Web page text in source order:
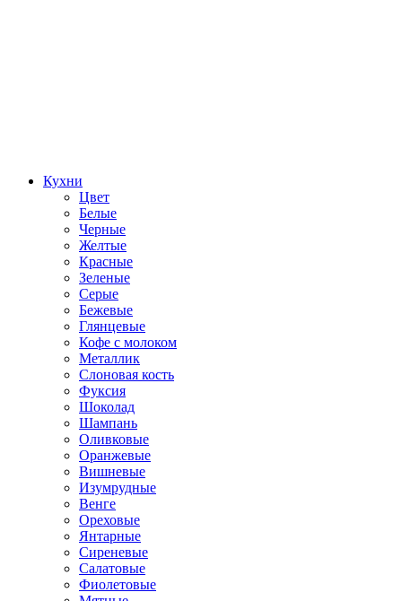
Кухни
Цвет
Белые
Черные
Желтые
Красные
Зеленые
Серые
Бежевые
Глянцевые
Кофе с молоком
Металлик
Слоновая кость
Фуксия
Шоколад
Шампань
Оливковые
Оранжевые
Вишневые
Изумрудные
Венге
Ореховые
Янтарные
Сиреневые
Салатовые
Фиолетовые